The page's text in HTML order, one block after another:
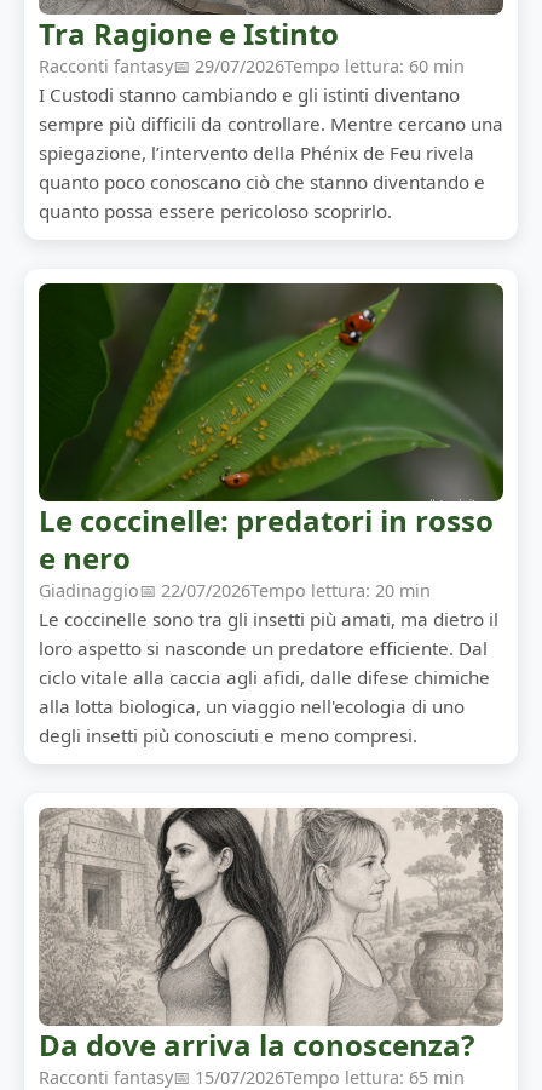
Tra Ragione e Istinto
Racconti fantasy📅 29/07/2026Tempo lettura: 60 min
I Custodi stanno cambiando e gli istinti diventano
sempre più difficili da controllare. Mentre cercano una
spiegazione, l’intervento della Phénix de Feu rivela
quanto poco conoscano ciò che stanno diventando e
quanto possa essere pericoloso scoprirlo.
Le coccinelle: predatori in rosso
e nero
Giadinaggio📅 22/07/2026Tempo lettura: 20 min
Le coccinelle sono tra gli insetti più amati, ma dietro il
loro aspetto si nasconde un predatore efficiente. Dal
ciclo vitale alla caccia agli afidi, dalle difese chimiche
alla lotta biologica, un viaggio nell'ecologia di uno
degli insetti più conosciuti e meno compresi.
Da dove arriva la conoscenza?
Racconti fantasy📅 15/07/2026Tempo lettura: 65 min